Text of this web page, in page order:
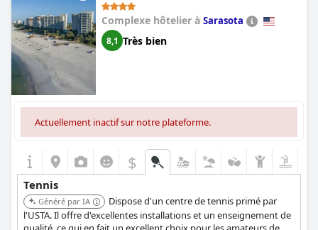
Complexe hôtelier à Sarasota
8,1 Très bien
Actuellement inactif sur notre plateforme.
$
Tennis
Généré par IA
Dispose d'un centre de tennis primé par
l'USTA. Il offre d'excellentes installations et un enseignement de